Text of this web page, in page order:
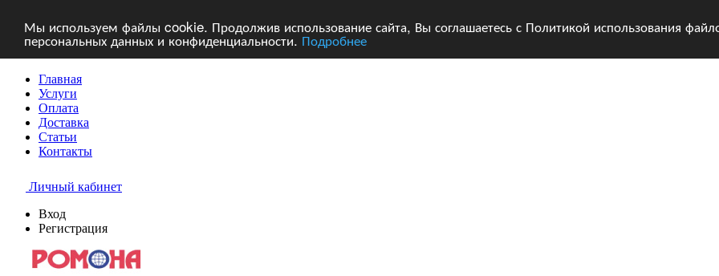
Мы используем файлы cookie. Продолжив использование сайта, Вы соглашаетесь с Политикой использования
персональных данных и конфиденциальности. Подробнее
Главная
Услуги
Оплата
Доставка
Статьи
Контакты
Личный кабинет
Вход
Регистрация